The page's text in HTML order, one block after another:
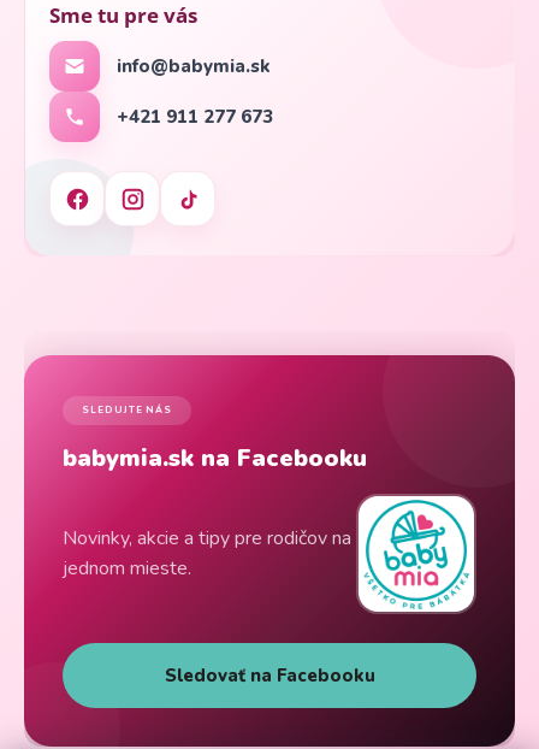
Sme tu pre vás
info@babymia.sk
+421 911 277 673
SLEDUJTE NÁS
babymia.sk na Facebooku
Novinky, akcie a tipy pre rodičov na
jednom mieste.
Sledovať na Facebooku